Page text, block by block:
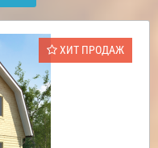
ХИТ ПРОДАЖ